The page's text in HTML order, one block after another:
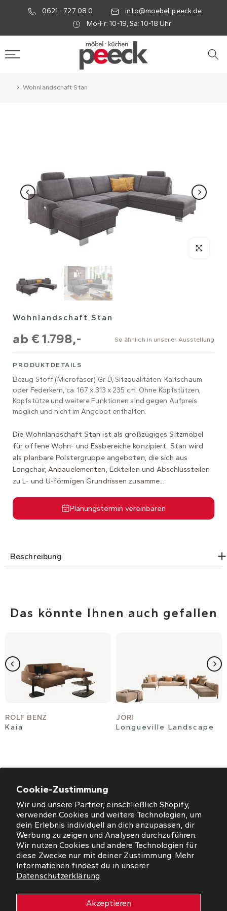
Cookie-Zustimmung
Wir und unsere Partner, einschließlich Shopify,
verwenden Cookies und weitere Technologien, um
dein Erlebnis individuell an dich anzupassen, dir
Werbung zu zeigen und Analysen durchzuführen.
Wir nutzen Cookies und andere Technologien für
diese Zwecke nur mit deiner Zustimmung. Mehr
Informationen findest du in unserer
Datenschutzerklärung
Akzeptieren
0621 - 727 08 0
info@moebel-peeck.de
Mo-Fr: 10-19, Sa: 10-18 Uhr
Wohnlandschaft Stan
Wohnlandschaft Stan
ab € 1.798,- So ähnlich in unserer Ausstellung
PRODUKTDETAILS
Bezug Stoff (Microfaser) Gr. D, Sitzqualitäten: Kaltschaum
oder Federkern, ca. 167 x 313 x 235 cm. Ohne Kopfstützen,
Kopfstütze und weitere Funktionen sind gegen Aufpreis
möglich und nicht im Angebot enthalten.
Die Wohnlandschaft Stan ist als großzügiges Sitzmöbel
für offene Wohn- und Essbereiche konzipiert. Stan wird
als planbare Polstergruppe angeboten, die sich aus
Longchair, Anbauelementen, Eckteilen und Abschlussteilen
zu L- und U-förmigen Grundrissen zusamme...
Planungstermin vereinbaren
Beschreibung
Das könnte Ihnen auch gefallen
ROLF BENZ
Kaia
JORI
Longueville Landscape
ÖFFNUNGSZEITEN
NEWSLETTER
SO FINDEN SIE UNS
WORMS